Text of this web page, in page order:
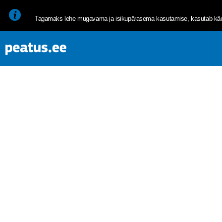
<p><span style="font-size: 10pt; line-height: 107%; font-family:
Tagamaks lehe mugavama ja isikupärasema kasutamise, kasutab